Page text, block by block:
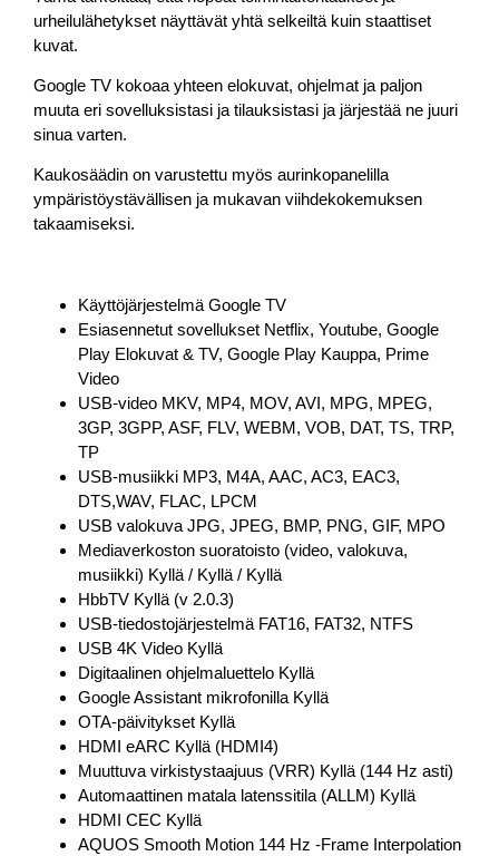
urheilulähetykset näyttävät yhtä selkeiltä kuin staattiset
kuvat.
Google TV kokoaa yhteen elokuvat, ohjelmat ja paljon
muuta eri sovelluksistasi ja tilauksistasi ja järjestää ne juuri
sinua varten.
Kaukosäädin on varustettu myös aurinkopanelilla
ympäristöystävällisen ja mukavan viihdekokemuksen
takaamiseksi.
Käyttöjärjestelmä Google TV
Esiasennetut sovellukset Netflix, Youtube, Google
Play Elokuvat & TV, Google Play Kauppa, Prime
Video
USB-video MKV, MP4, MOV, AVI, MPG, MPEG,
3GP, 3GPP, ASF, FLV, WEBM, VOB, DAT, TS, TRP,
TP
USB-musiikki MP3, M4A, AAC, AC3, EAC3,
DTS,WAV, FLAC, LPCM
USB valokuva JPG, JPEG, BMP, PNG, GIF, MPO
Mediaverkoston suoratoisto (video, valokuva,
musiikki) Kyllä / Kyllä / Kyllä
HbbTV Kyllä (v 2.0.3)
USB-tiedostojärjestelmä FAT16, FAT32, NTFS
USB 4K Video Kyllä
Digitaalinen ohjelmaluettelo Kyllä
Google Assistant mikrofonilla Kyllä
OTA-päivitykset Kyllä
HDMI eARC Kyllä (HDMI4)
Muuttuva virkistystaajuus (VRR) Kyllä (144 Hz asti)
Automaattinen matala latenssitila (ALLM) Kyllä
HDMI CEC Kyllä
AQUOS Smooth Motion 144 Hz -Frame Interpolation